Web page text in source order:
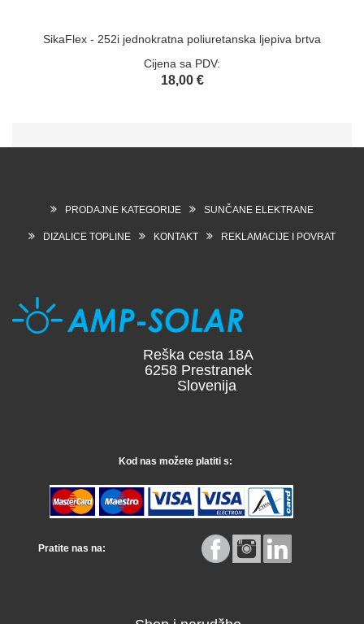
SikaFlex - 252i jednokratna poliuretanska ljepiva brtva
Cijena sa PDV:
18,00 €
PRODAJNE KATEGORIJE SUNČANE ELEKTRANE
DIZALICE TOPLINE KONTAKT REKLAMACIJE I POVRAT
Reška cesta 18A
6258 Prestranek
Slovenija
Kod nas možete platiti s:
Pratite nas na: